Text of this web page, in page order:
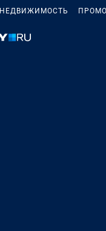
НЕДВИЖИМОСТЬ